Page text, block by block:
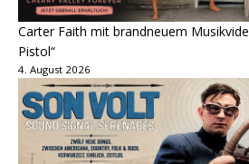
Carter Faith mit brandneuem
Pistol“
4. August 2026